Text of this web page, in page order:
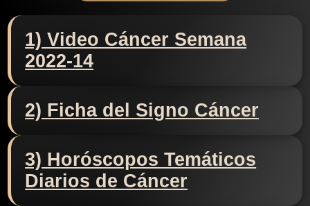
1) Video Cáncer Semana
2022-14
2) Ficha del Signo Cáncer
3) Horóscopos Temáticos
Diarios de Cáncer